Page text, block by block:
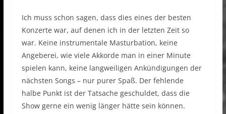
Ich muss schon sagen, dass dies eines der besten
Konzerte war, auf denen ich in der letzten Zeit so
war. Keine instrumentale Masturbation, keine
Angeberei, wie viele Akkorde man in einer Minute
spielen kann, keine langweiligen Ankündigungen der
nächsten Songs – nur purer Spaß. Der fehlende
halbe Punkt ist der Tatsache geschuldet, dass die
Show gerne ein wenig länger hätte sein können.